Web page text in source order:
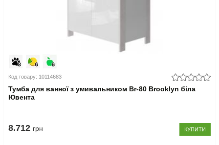
Код товару: 10114683
Тумба для ванної з умивальником Br-80 Brooklyn біла
Ювента
8.712 грн КУПИТИ